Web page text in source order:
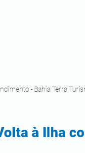
- Bahia Terra
à Ilha